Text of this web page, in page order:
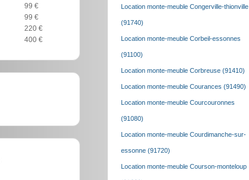
99 €
99 €
220 €
400 €
Location monte-meuble Congerville-thionville
(91740)
Location monte-meuble Corbeil-essonnes
(91100)
Location monte-meuble Corbreuse (91410)
Location monte-meuble Courances (91490)
Location monte-meuble Courcouronnes
(91080)
Location monte-meuble Courdimanche-sur-
essonne (91720)
Location monte-meuble Courson-monteloup